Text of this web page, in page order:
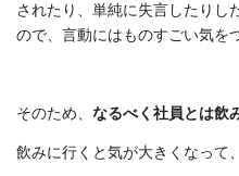
されたり、単純に失言したりし
ので、言動にはものすごい気を
そのため、 なるべく社員とは飲
飲みに行くと気が大きくなって